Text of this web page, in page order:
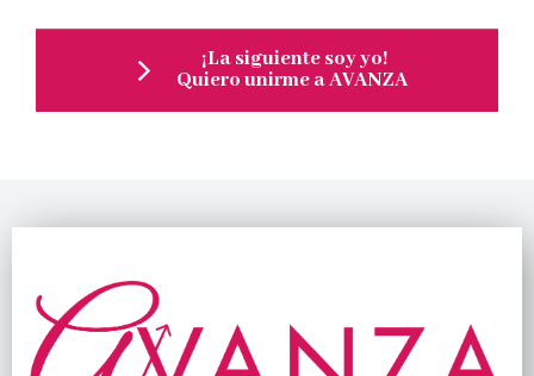
¡La siguiente soy yo!
Quiero unirme a AVANZA